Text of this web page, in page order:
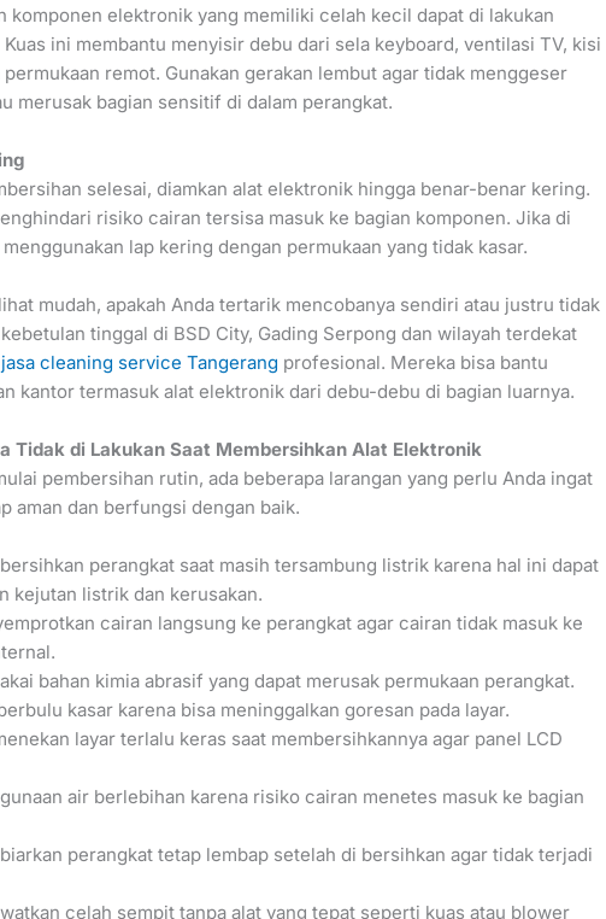
komponen elektronik yang memiliki celah kecil dapat di lakukan
ini membantu menyisir debu dari sela keyboard, ventilasi TV, kisi
remot. Gunakan gerakan lembut agar tidak menggeser
merusak bagian sensitif di dalam perangkat.
selesai, diamkan alat elektronik hingga benar-benar kering.
risiko cairan tersisa masuk ke bagian komponen. Jika di
lap kering dengan permukaan yang tidak kasar.
mudah, apakah Anda tertarik mencobanya sendiri atau justru tidak
tinggal di BSD City, Gading Serpong dan wilayah terdekat
jasa cleaning service Tangerang profesional. Mereka bisa bantu
kantor termasuk alat elektronik dari debu-debu di bagian luarnya.
Tidak di Lakukan Saat Membersihkan Alat Elektronik
pembersihan rutin, ada beberapa larangan yang perlu Anda ingat
aman dan berfungsi dengan baik.
perangkat saat masih tersambung listrik karena hal ini dapat
kejutan listrik dan kerusakan.
cairan langsung ke perangkat agar cairan tidak masuk ke
bahan kimia abrasif yang dapat merusak permukaan perangkat.
kasar karena bisa meninggalkan goresan pada layar.
layar terlalu keras saat membersihkannya agar panel LCD
air berlebihan karena risiko cairan menetes masuk ke bagian
perangkat tetap lembap setelah di bersihkan agar tidak terjadi
celah sempit tanpa alat yang tepat seperti kuas atau blower